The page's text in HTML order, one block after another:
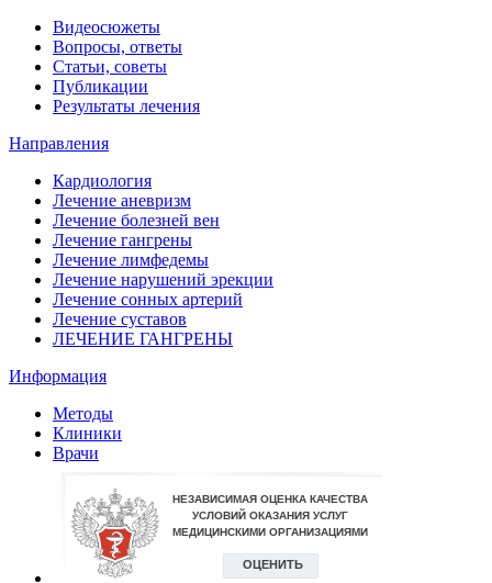
Видеосюжеты
Вопросы, ответы
Статьи, советы
Публикации
Результаты лечения
Направления
Кардиология
Лечение аневризм
Лечение болезней вен
Лечение гангрены
Лечение лимфедемы
Лечение нарушений эрекции
Лечение сонных артерий
Лечение суставов
ЛЕЧЕНИЕ ГАНГРЕНЫ
Информация
Методы
Клиники
Врачи